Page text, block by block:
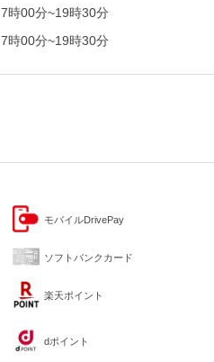
7時00分~19時30分
7時00分~19時30分
モバイルDrivePay
ソフトバンクカード
楽天ポイント
dポイント